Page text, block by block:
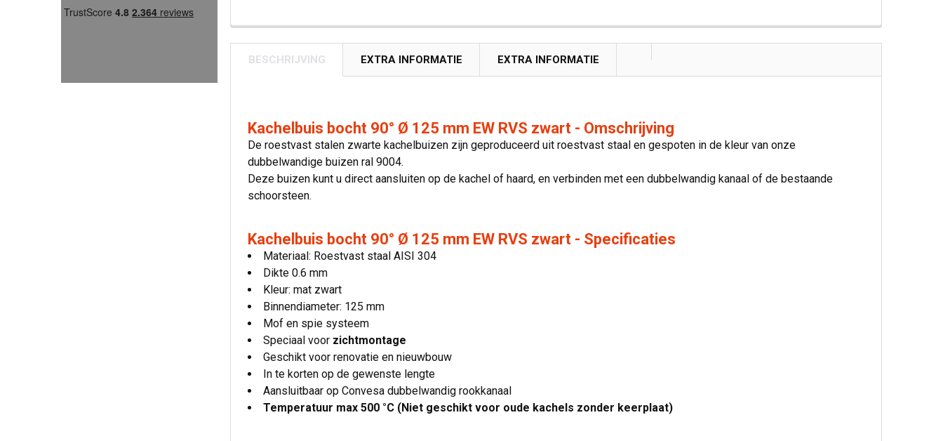
BESCHRIJVING EXTRA INFORMATIE EXTRA INFORMATIE
Kachelbuis bocht 90° Ø 125 mm EW RVS zwart - Omschrijving
De roestvast stalen zwarte kachelbuizen zijn geproduceerd uit roestvast staal en gespoten in de kleur van onze
dubbelwandige buizen ral 9004.
Deze buizen kunt u direct aansluiten op de kachel of haard, en verbinden met een dubbelwandig kanaal of de bestaande
schoorsteen.
Kachelbuis bocht 90° Ø 125 mm EW RVS zwart - Specificaties
Materiaal: Roestvast staal AISI 304
Dikte 0.6 mm
Kleur: mat zwart
Binnendiameter: 125 mm
Mof en spie systeem
Speciaal voor zichtmontage
Geschikt voor renovatie en nieuwbouw
In te korten op de gewenste lengte
Aansluitbaar op Convesa dubbelwandig rookkanaal
Temperatuur max 500 °C (Niet geschikt voor oude kachels zonder keerplaat)